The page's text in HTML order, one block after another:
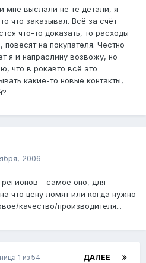
мне выслали не те детали, я
что заказывал. Всё за счёт
что-то доказать, то расходы
на покупателя. Честно
я и напраслину возвожу, но
что в рокавто всё это
какие-то новые контакты,
2006
- самое оно, для
что цену ломят или когда нужно
качество/производителя...
ДАЛЕЕ
1 из 54